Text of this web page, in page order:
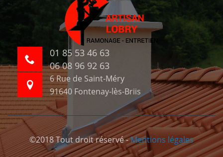
01 85 53 46 63
06 08 96 92 63
6 Rue de Saint-Méry
91640 Fontenay-lès-Briis
©2018 Tout droit réservé -Mentions légales